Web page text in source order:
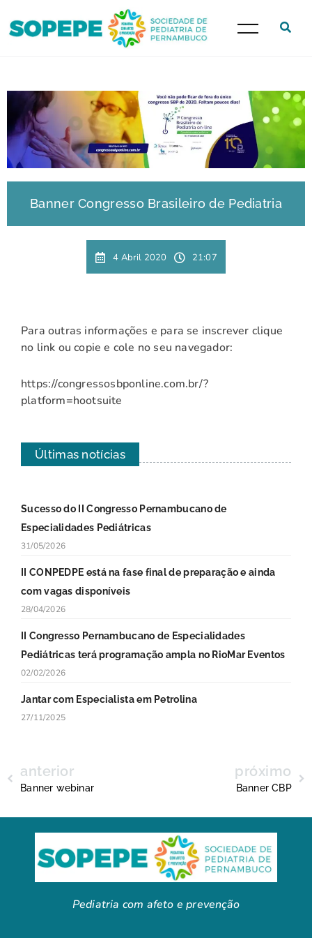
Banner Congresso Brasileiro de Pediatria
4 Abril 2020 21:07
Para outras informações e para se inscrever clique
no link ou copie e cole no seu navegador:
https://congressosbponline.com.br/?
platform=hootsuite
Últimas notícias
Sucesso do II Congresso Pernambucano de
Especialidades Pediátricas
31/05/2026
II CONPEDPE está na fase final de preparação e ainda
com vagas disponíveis
28/04/2026
II Congresso Pernambucano de Especialidades
Pediátricas terá programação ampla no RioMar Eventos
02/02/2026
Jantar com Especialista em Petrolina
27/11/2025
anterior
Banner webinar
próximo
Banner CBP
Pediatria com afeto e prevenção